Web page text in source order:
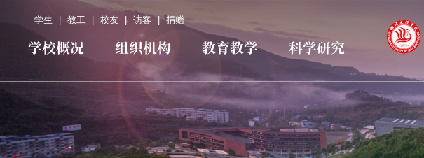
学生 教工 校友 | 访客 | 捐赠
学校概况 组织机构 教育教学 科学研究